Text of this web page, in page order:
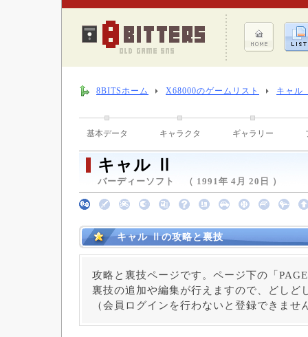
8BITSホーム X68000のゲームリスト キャ
基本データ キャラクタ ギャラリー
キャル Ⅱ
バーディーソフト （ 1991年 4月 20日 ）
キャル Ⅱの攻略と裏技
攻略と裏技ページです。ページ下の「
裏技の追加や編集が行えますので、どしど
（会員ログインを行わないと登録できませ